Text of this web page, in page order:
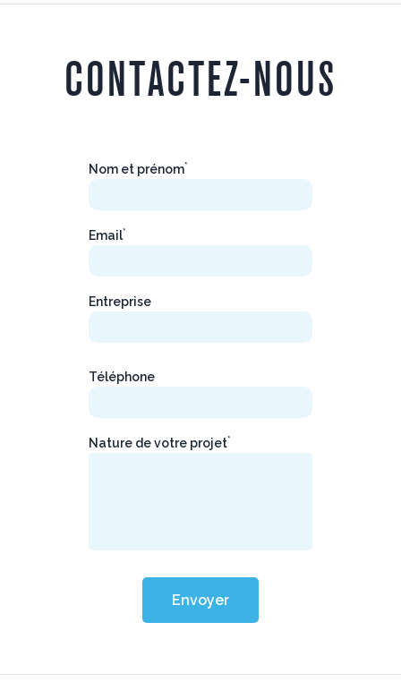
CONTACTEZ-NOUS
Nom et prénom*
Email*
Entreprise
Téléphone
Nature de votre projet*
Envoyer